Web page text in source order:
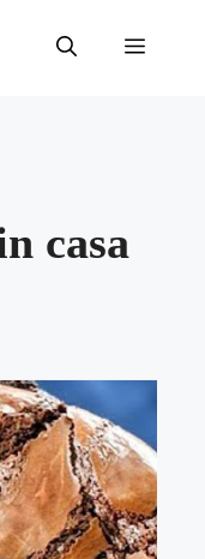
Menu
casa